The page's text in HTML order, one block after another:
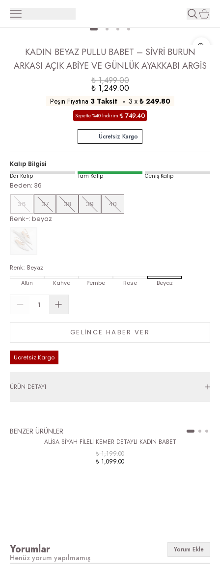
KADIN BEYAZ PULLU BABET – SİVRİ BURUN
ARKASI AÇIK ABİYE VE GÜNLÜK AYAKKABI ARGİS
₺ 1,499.00
₺ 1,249.00
Peşin Fiyatına 3 Taksit 3 x ₺ 249.80
Sepette %40 İndirim!₺ 749.40
Ücretsiz Kargo
Kalıp Bilgisi
Dar Kalıp Tam Kalıp Geniş Kalıp
Beden: 36
36
37 38 39
40
Renk-: beyaz
Renk: Beyaz
Altın Kahve Pembe Rose Beyaz
GELİNCE HABER VER
Ücretsiz Kargo
ÜRÜN DETAYI
BENZER ÜRÜNLER
ALİSA SİYAH FİLELİ KEMER DETAYLI KADIN BABET
₺ 1,199.00
₺ 1,099.00
Yorumlar Yorum Ekle
Henüz yorum yapılmamış